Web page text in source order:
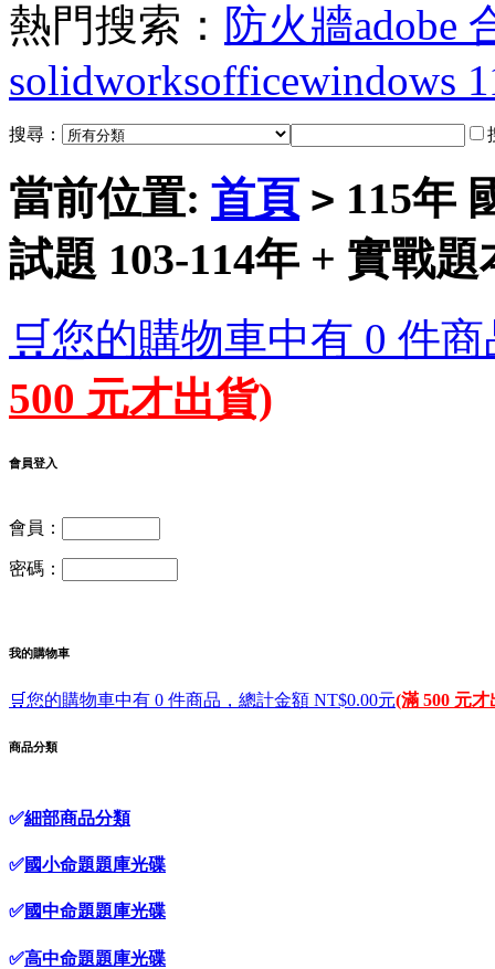
熱門搜索： 防火牆adobe
solidworksofficewindows
搜尋：
當前位置: 首頁 > 115年
試題 103-114年 + 實戰
🛒您的購物車中有 0 件
500 元才出貨)
會員登入
會員：
密碼：
我的購物車
🛒您的購物車中有 0 件商品，總計金額 NT$0.00元(滿 500 元才
商品分類
✅細部商品分類
✅國小命題題庫光碟
✅國中命題題庫光碟
✅高中命題題庫光碟